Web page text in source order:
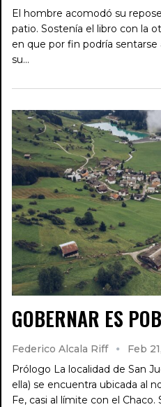
El hombre acomodó su
patio. Sostenía el libro con la
en que por fin podría
su…
GOBERNAR ES
Federico Alcala Riff
Feb
Prólogo La localidad de San
ella) se encuentra ubicada al
Fe, casi al límite con el Chaco.